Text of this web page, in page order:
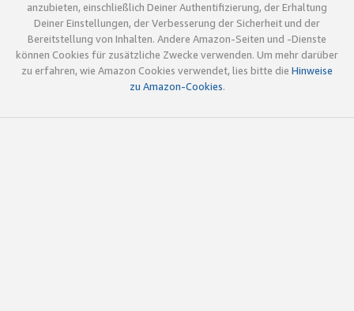
anzubieten, einschließlich Deiner Authentifizierung, der Erhaltung
Deiner Einstellungen, der Verbesserung der Sicherheit und der
Bereitstellung von Inhalten. Andere Amazon-Seiten und -Dienste
können Cookies für zusätzliche Zwecke verwenden. Um mehr darüber
zu erfahren, wie Amazon Cookies verwendet, lies bitte die Hinweise
zu Amazon-Cookies.